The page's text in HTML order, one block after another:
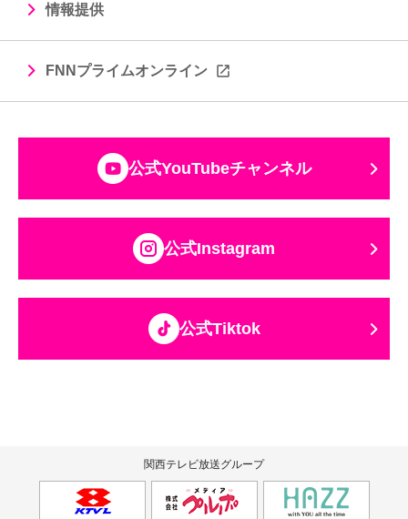
情報提供
FNNプライムオンライン
公式YouTubeチャンネル
公式Instagram
公式Tiktok
関西テレビ放送グループ